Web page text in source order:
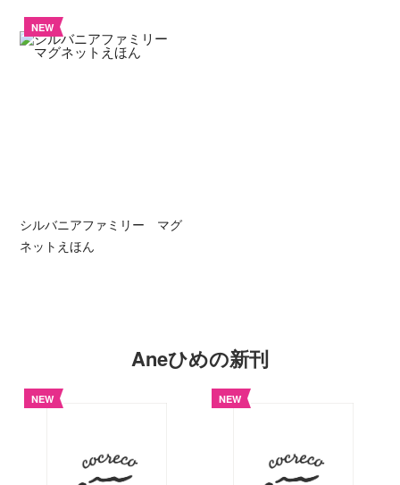
NEW
シルバニアファミリー マグ
ネットえほん
Aneひめの新刊
NEW NEW